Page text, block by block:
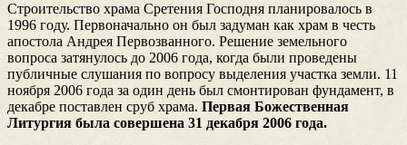
Строительство храма Сретения Господня планировалось в
1996 году. Первоначально он был задуман как храм в честь
апостола Андрея Первозванного. Решение земельного
вопроса затянулось до 2006 года, когда были проведены
публичные слушания по вопросу выделения участка земли. 11
ноября 2006 года за один день был смонтирован фундамент, в
декабре поставлен сруб храма. Первая Божественная
Литургия была совершена 31 декабря 2006 года.